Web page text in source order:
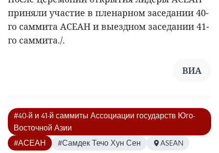
приняли участие в пленарном заседании 40-
го саммита АСЕАН и выездном заседании 41-
го саммита./.
ВИА
#40-й и 41-й саммиты Ассоциации государств Юго-
Восточной Азии
#АСЕАН
#Самдек Течо Хун Сен ASEAN